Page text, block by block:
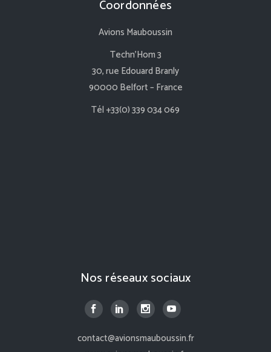
Coordonnées
Avions Mauboussin
Techn’Hom 3
30, rue Edouard Branly
90000 Belfort – France
Tél +33(0) 339 034 069
Nos réseaux sociaux
contact@avionsmauboussin.fr